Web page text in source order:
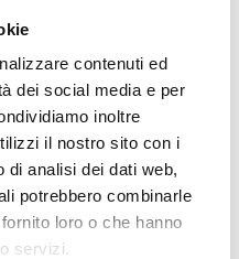
contenuti ed
dei social media e per
inoltre
il nostro sito con i
di analisi dei dati web,
potrebbero combinarle
loro o che hanno
servizi.
Società
Italiana di
email
email